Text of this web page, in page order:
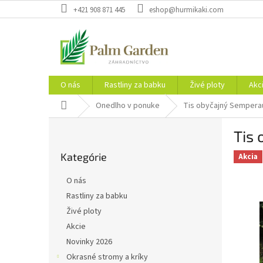
na
+421 908 871 445 eshop@hurmikaki.com
O nás Rastliny za babku Živé ploty
Domov Onedlho v ponuke Tis obyčajný
kategórie
Kategórie
O nás
Rastliny za babku
Živé ploty
Akcie
Novinky 2026
Okrasné stromy a kríky
Tis
Akcia